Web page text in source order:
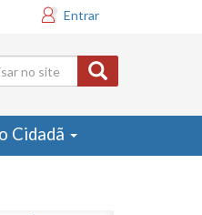
Entrar
Cidadã